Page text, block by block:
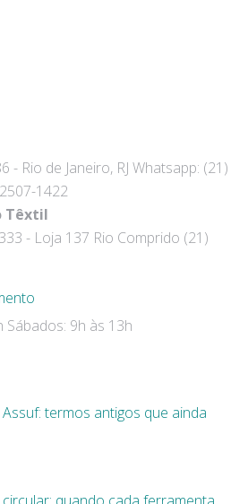
- Rio de Janeiro, RJ Whatsapp: (21)
1422
Têxtil
- Loja 137 Rio Comprido (21)
Sábados: 9h às 13h
termos antigos que ainda